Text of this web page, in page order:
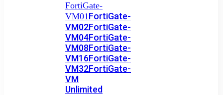
FortiGate-
VM01FortiGate-
VM02FortiGate-
VM04FortiGate-
VM08FortiGate-
VM16FortiGate-
VM32FortiGate-
VM
Unlimited